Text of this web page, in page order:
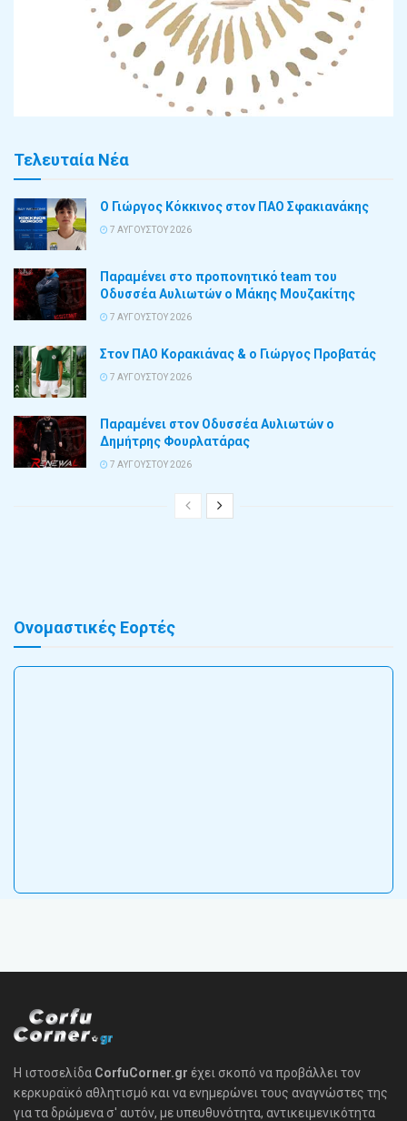
Τελευταία Νέα
Ο Γιώργος Κόκκινος στον ΠΑΟ Σφακιανάκης
7 ΑΥΓΟΎΣΤΟΥ 2026
Παραμένει στο προπονητικό team του
Οδυσσέα Αυλιωτών ο Μάκης Μουζακίτης
7 ΑΥΓΟΎΣΤΟΥ 2026
Στον ΠΑΟ Κορακιάνας & ο Γιώργος Προβατάς
7 ΑΥΓΟΎΣΤΟΥ 2026
Παραμένει στον Οδυσσέα Αυλιωτών ο
Δημήτρης Φουρλατάρας
7 ΑΥΓΟΎΣΤΟΥ 2026
Ονομαστικές Εορτές
Η ιστοσελίδα CorfuCorner.gr έχει σκοπό να προβάλλει τον
κερκυραϊκό αθλητισμό και να ενημερώνει τους αναγνώστες της
για τα δρώμενα σ' αυτόν, με υπευθυνότητα, αντικειμενικότητα